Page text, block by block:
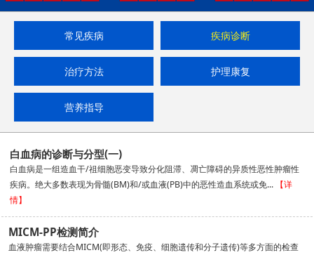
常见疾病 疾病诊断
治疗方法 护理康复
营养指导
白血病的诊断与分型(一)
白血病是一组造血干/祖细胞恶变导致分化阻滞、凋亡障碍的异质性恶性肿瘤性
疾病。绝大多数表现为骨髓(BM)和/或血液(PB)中的恶性造血系统或免... 【详
情】
MICM-PP检测简介
血液肿瘤需要结合MICM(即形态、免疫、细胞遗传和分子遗传)等多方面的检查